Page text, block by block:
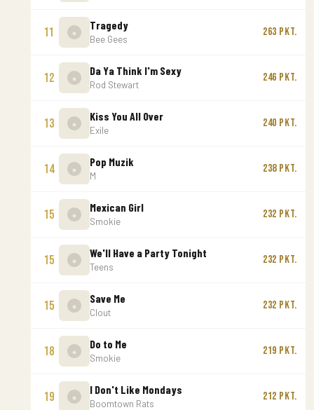
11
Tragedy
Bee Gees
263 Pkt.
12
Da Ya Think I'm Sexy
Rod Stewart
246 Pkt.
13
Kiss You All Over
Exile
240 Pkt.
14
Pop Muzik
M
238 Pkt.
15
Mexican Girl
Smokie
232 Pkt.
15
We'll Have a Party Tonight
Teens
232 Pkt.
15
Save Me
Clout
232 Pkt.
18
Do to Me
Smokie
219 Pkt.
19
I Don't Like Mondays
Boomtown Rats
212 Pkt.